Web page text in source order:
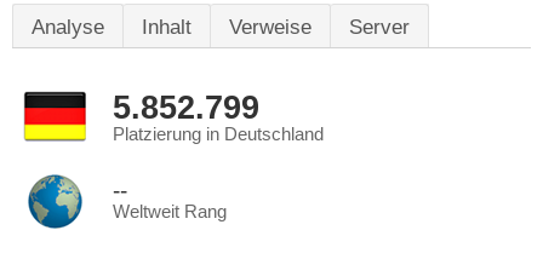
Analyse Inhalt Verweise Server
5.852.799
Platzierung in Deutschland
--
Weltweit Rang